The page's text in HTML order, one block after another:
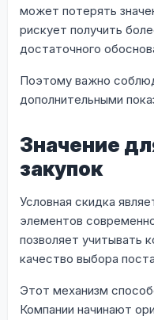
может потерять
рискует получить
достаточного
Поэтому важно
дополнительными
Значение
закупок
Условная скидка
элементов
позволяет учитывать
качество выбора
Этот механизм
Компании начинают